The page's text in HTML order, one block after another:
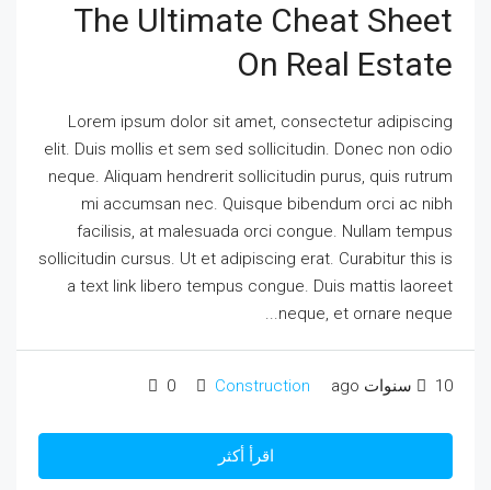
The Ultimate Cheat Sheet
On Real Estate
Lorem ipsum dolor sit amet, consectetur adipiscing
elit. Duis mollis et sem sed sollicitudin. Donec non odio
neque. Aliquam hendrerit sollicitudin purus, quis rutrum
mi accumsan nec. Quisque bibendum orci ac nibh
facilisis, at malesuada orci congue. Nullam tempus
sollicitudin cursus. Ut et adipiscing erat. Curabitur this is
a text link libero tempus congue. Duis mattis laoreet
neque, et ornare neque...
10 سنوات ago Construction
0
اقرأ أكثر